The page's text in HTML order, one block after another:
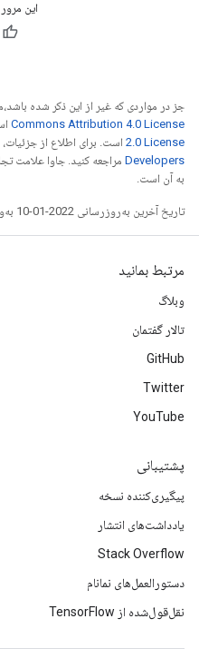
این
جز در مواردی که غیر از این ذکر شده
Commons Attribution 4.0 License
2.0 License است. برای اطلاع از جزئیات،
Developers‏
به آن است.
تاریخ آخرین به‌روزرسانی 2022-01-10 به‌وقت ساعت هماهنگ جهانی.
مرتبط بمانید
وبلاگ
تالار گفتمان
GitHub
Twitter
YouTube
پشتیبانی
پیگیری‌کننده نسخه
یادداشت‌های انتشار
Stack Overflow
دستورالعمل‌های نمانام
نقل‌قول‌شده از TensorFlow